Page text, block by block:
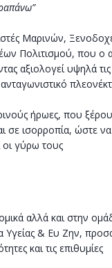
Μαρινών,
Πολιτισμού, που ο
αξιολογεί υψηλά
ήρωες, που
σε ισορροπία, ώστε
οι γύρω τους
αλλά και στην
Υγείας & Ευ Ζην,
και τις επιθυμίες